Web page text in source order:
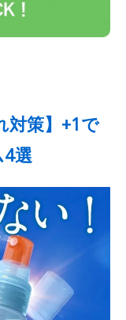
対策】+1で
選